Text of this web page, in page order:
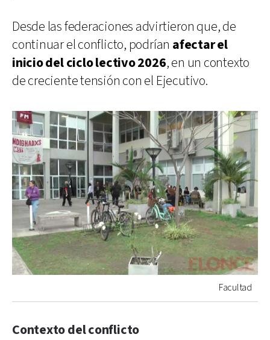
Desde las federaciones advirtieron que, de
continuar el conflicto, podrían afectar el
inicio del ciclo lectivo 2026, en un contexto
de creciente tensión con el Ejecutivo.
Facultad
Contexto del conflicto